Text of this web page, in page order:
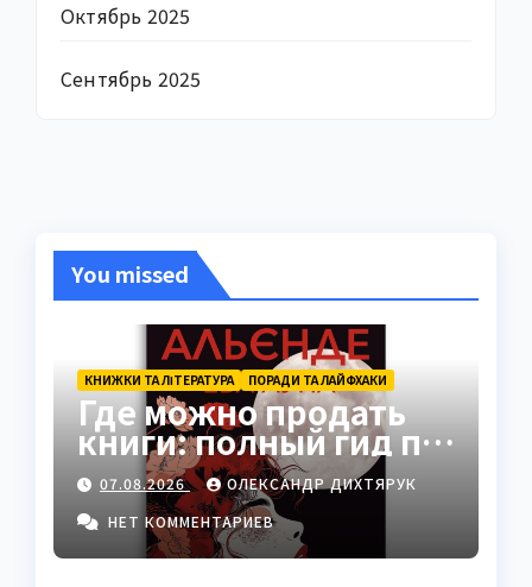
Октябрь 2025
Сентябрь 2025
You missed
КНИЖКИ ТА ЛІТЕРАТУРА ПОРАДИ ТА ЛАЙФХАКИ
Где можно продать
книги: полный гид по
платформам 2026
07.08.2026
ОЛЕКСАНДР ДИХТЯРУК
НЕТ КОММЕНТАРИЕВ